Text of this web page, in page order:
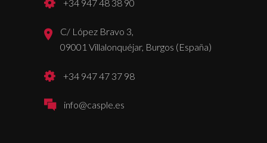
+34 947 48 38 90
C/ López Bravo 3,
09001 Villalonquéjar, Burgos (España)
+34 947 47 37 98
info@casple.es